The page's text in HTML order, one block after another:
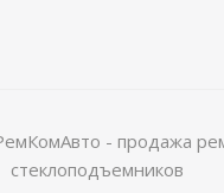
- продажа
стеклоподъемников